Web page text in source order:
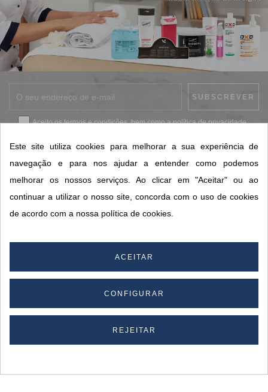
Aceito ostermos e condições, bem como apolítica de privacidade.
CONTACTOS SORISA
Este site utiliza cookies para melhorar a sua experiência de
navegação e para nos ajudar a entender como podemos
melhorar os nossos serviços. Ao clicar em "Aceitar" ou ao
continuar a utilizar o nosso site, concorda com o uso de cookies
de acordo com a nossa política de cookies.
ACEITAR
CONFIGURAR
REJEITAR